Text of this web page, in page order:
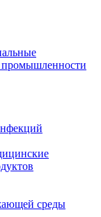
промышленности
среды